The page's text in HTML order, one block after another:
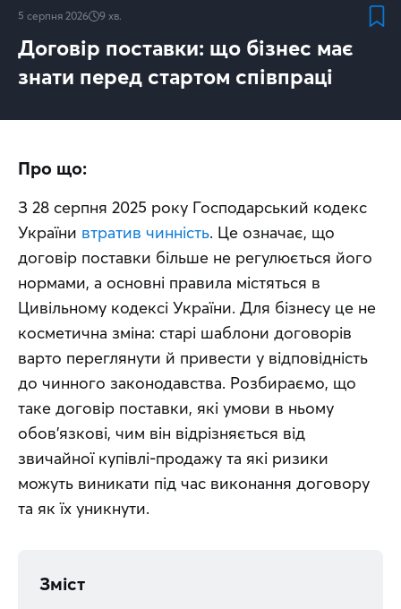
5 серпня 2026 9 хв.
Договір поставки: що бізнес має
знати перед стартом співпраці
Про що:
З 28 серпня 2025 року Господарський кодекс
України втратив чинність. Це означає, що
договір поставки більше не регулюється його
нормами, а основні правила містяться в
Цивільному кодексі України. Для бізнесу це не
косметична зміна: старі шаблони договорів
варто переглянути й привести у відповідність
до чинного законодавства. Розбираємо, що
таке договір поставки, які умови в ньому
обов'язкові, чим він відрізняється від
звичайної купівлі-продажу та які ризики
можуть виникати під час виконання договору
та як їх уникнути.
Зміст